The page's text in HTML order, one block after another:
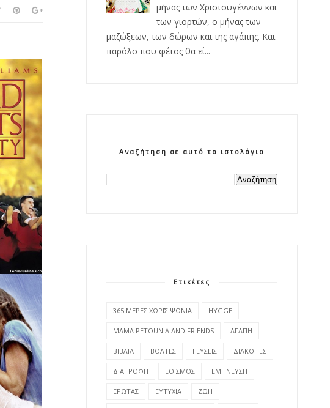
μήνας των Χριστουγέννων και
των γιορτών, ο μήνας των
μαζώξεων, των δώρων και της αγάπης. Και
παρόλο που φέτος θα εί...
Αναζήτηση σε αυτό το ιστολόγιο
Ετικέτες
365 ΜΕΡΕΣ ΧΩΡΙΣ ΨΩΝΙΑ HYGGE
MAMA PETOUNIA AND FRIENDS ΑΓΑΠΗ
ΒΙΒΛΙΑ ΒΟΛΤΕΣ ΓΕΥΣΕΙΣ ΔΙΑΚΟΠΕΣ
ΔΙΑΤΡΟΦΗ ΕΘΙΣΜΟΣ ΕΜΠΝΕΥΣΗ
ΕΡΩΤΑΣ ΕΥΤΥΧΙΑ ΖΩΗ